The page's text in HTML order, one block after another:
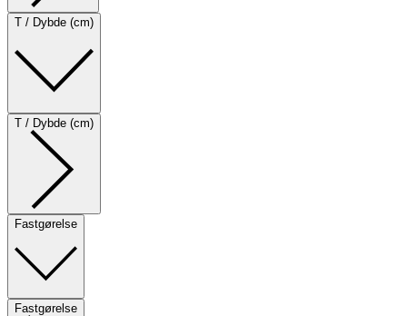
T / Dybde (cm)
T / Dybde (cm)
Fastgørelse
Fastgørelse